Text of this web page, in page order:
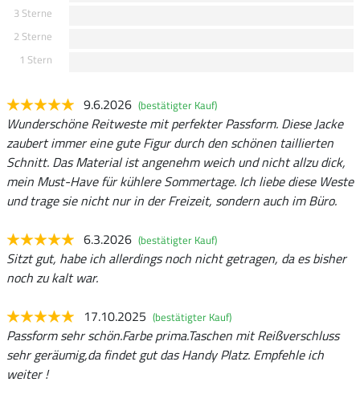
3 Sterne
2 Sterne
1 Stern
9.6.2026 (bestätigter Kauf)
Wunderschöne Reitweste mit perfekter Passform. Diese Jacke
zaubert immer eine gute Figur durch den schönen taillierten
Schnitt. Das Material ist angenehm weich und nicht allzu dick,
mein Must-Have für kühlere Sommertage. Ich liebe diese Weste
und trage sie nicht nur in der Freizeit, sondern auch im Büro.
6.3.2026 (bestätigter Kauf)
Sitzt gut, habe ich allerdings noch nicht getragen, da es bisher
noch zu kalt war.
17.10.2025 (bestätigter Kauf)
Passform sehr schön.Farbe prima.Taschen mit Reißverschluss
sehr geräumig,da findet gut das Handy Platz. Empfehle ich
weiter !